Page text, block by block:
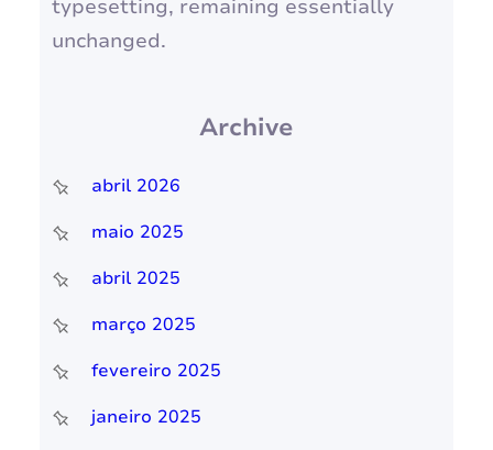
typesetting, remaining essentially
unchanged.
Archive
abril 2026
maio 2025
abril 2025
março 2025
fevereiro 2025
janeiro 2025